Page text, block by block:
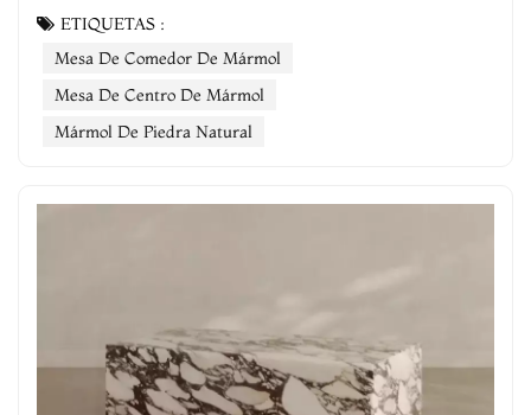
estadounidenses. En la industria hotelera de lujo, la
calidad de la primera impresión define la experiencia
general del huésped, y cada detalle del dise&nt...
ETIQUETAS :
Mesa De Comedor De Mármol
Mesa De Centro De Mármol
Mármol De Piedra Natural